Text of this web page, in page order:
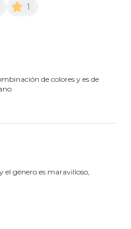
1
de colores y es de
el género es maravilloso,